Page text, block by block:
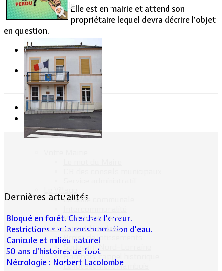
Vie Municipale
La salle communale
Plan de situation
Lotissement Hambois
Projet de lotissements
Sodevam Nord-Lorraine
Hambois, rappel historique
Le lotissement Hambois
Elle est en mairie et attend son
propriétaire lequel devra décrire l’objet
en question.
Précédent
Suivant
Dernières actualités
Bloqué en forêt. Cherchez l’erreur.
Restrictions sur la consommation d'eau.
Canicule et milieu naturel
50 ans d’histoires de foot
Nécrologie : Norbert Lacolombe